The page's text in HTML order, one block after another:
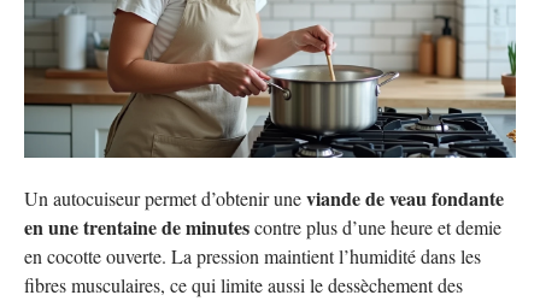
Un autocuiseur permet d’obtenir uneviande de veau fondante
en une trentaine de minutescontre plus d’une heure et demie
en cocotte ouverte. La pression maintient l’humidité dans les
fibres musculaires, ce qui limite aussi le dessèchement des